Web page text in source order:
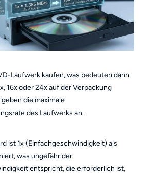
Laufwerk kaufen, was bedeuten dann
16x oder 24x auf der Verpackung
die maximale
des Laufwerks an.
ist 1x (Einfachgeschwindigkeit) als
was ungefähr der
entspricht, die erforderlich ist,